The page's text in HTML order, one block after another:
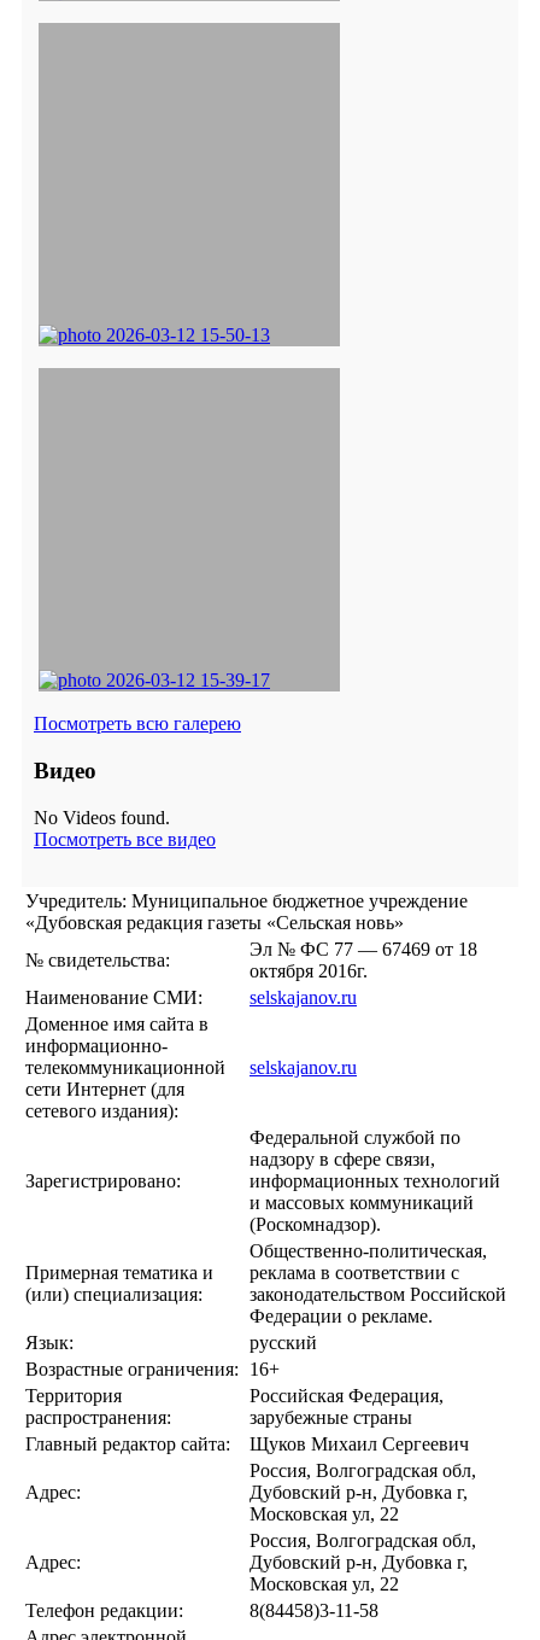
Посмотреть всю галерею
Видео
No Videos found.
Посмотреть все видео
Учредитель: Муниципальное бюджетное учреждение
«Дубовская редакция газеты «Сельская новь»
№ свидетельства:
Эл № ФС 77 — 67469 от 18
октября 2016г.
Наименование СМИ:
selskajanov.ru
Доменное имя сайта в
информационно-
телекоммуникационной
сети Интернет (для
сетевого издания):
selskajanov.ru
Зарегистрировано:
Федеральной службой по
надзору в сфере связи,
информационных технологий
и массовых коммуникаций
(Роскомнадзор).
Примерная тематика и
(или) специализация:
Общественно-политическая,
реклама в соответствии с
законодательством Российской
Федерации о рекламе.
Язык:
русский
Возрастные ограничения:
16+
Территория
распространения:
Российская Федерация,
зарубежные страны
Главный редактор сайта:
Щуков Михаил Сергеевич
Адрес:
Россия, Волгоградская обл,
Дубовский р-н, Дубовка г,
Московская ул, 22
Адрес:
Россия, Волгоградская обл,
Дубовский р-н, Дубовка г,
Московская ул, 22
Телефон редакции:
8(84458)3-11-58